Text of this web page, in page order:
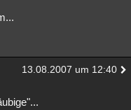
13.08.2007 um 12:40